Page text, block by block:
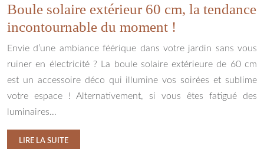
Boule solaire extérieur 60 cm, la tendance
incontournable du moment !
Envie d’une ambiance féérique dans votre jardin sans vous
ruiner en électricité ? La boule solaire extérieure de 60 cm
est un accessoire déco qui illumine vos soirées et sublime
votre espace ! Alternativement, si vous êtes fatigué des
luminaires…
LIRE LA SUITE